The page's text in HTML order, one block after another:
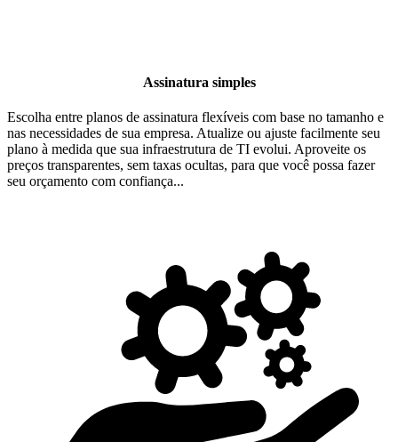
Assinatura simples
Escolha entre planos de assinatura flexíveis com base no tamanho e
nas necessidades de sua empresa. Atualize ou ajuste facilmente seu
plano à medida que sua infraestrutura de TI evolui. Aproveite os
preços transparentes, sem taxas ocultas, para que você possa fazer
seu orçamento com confiança...